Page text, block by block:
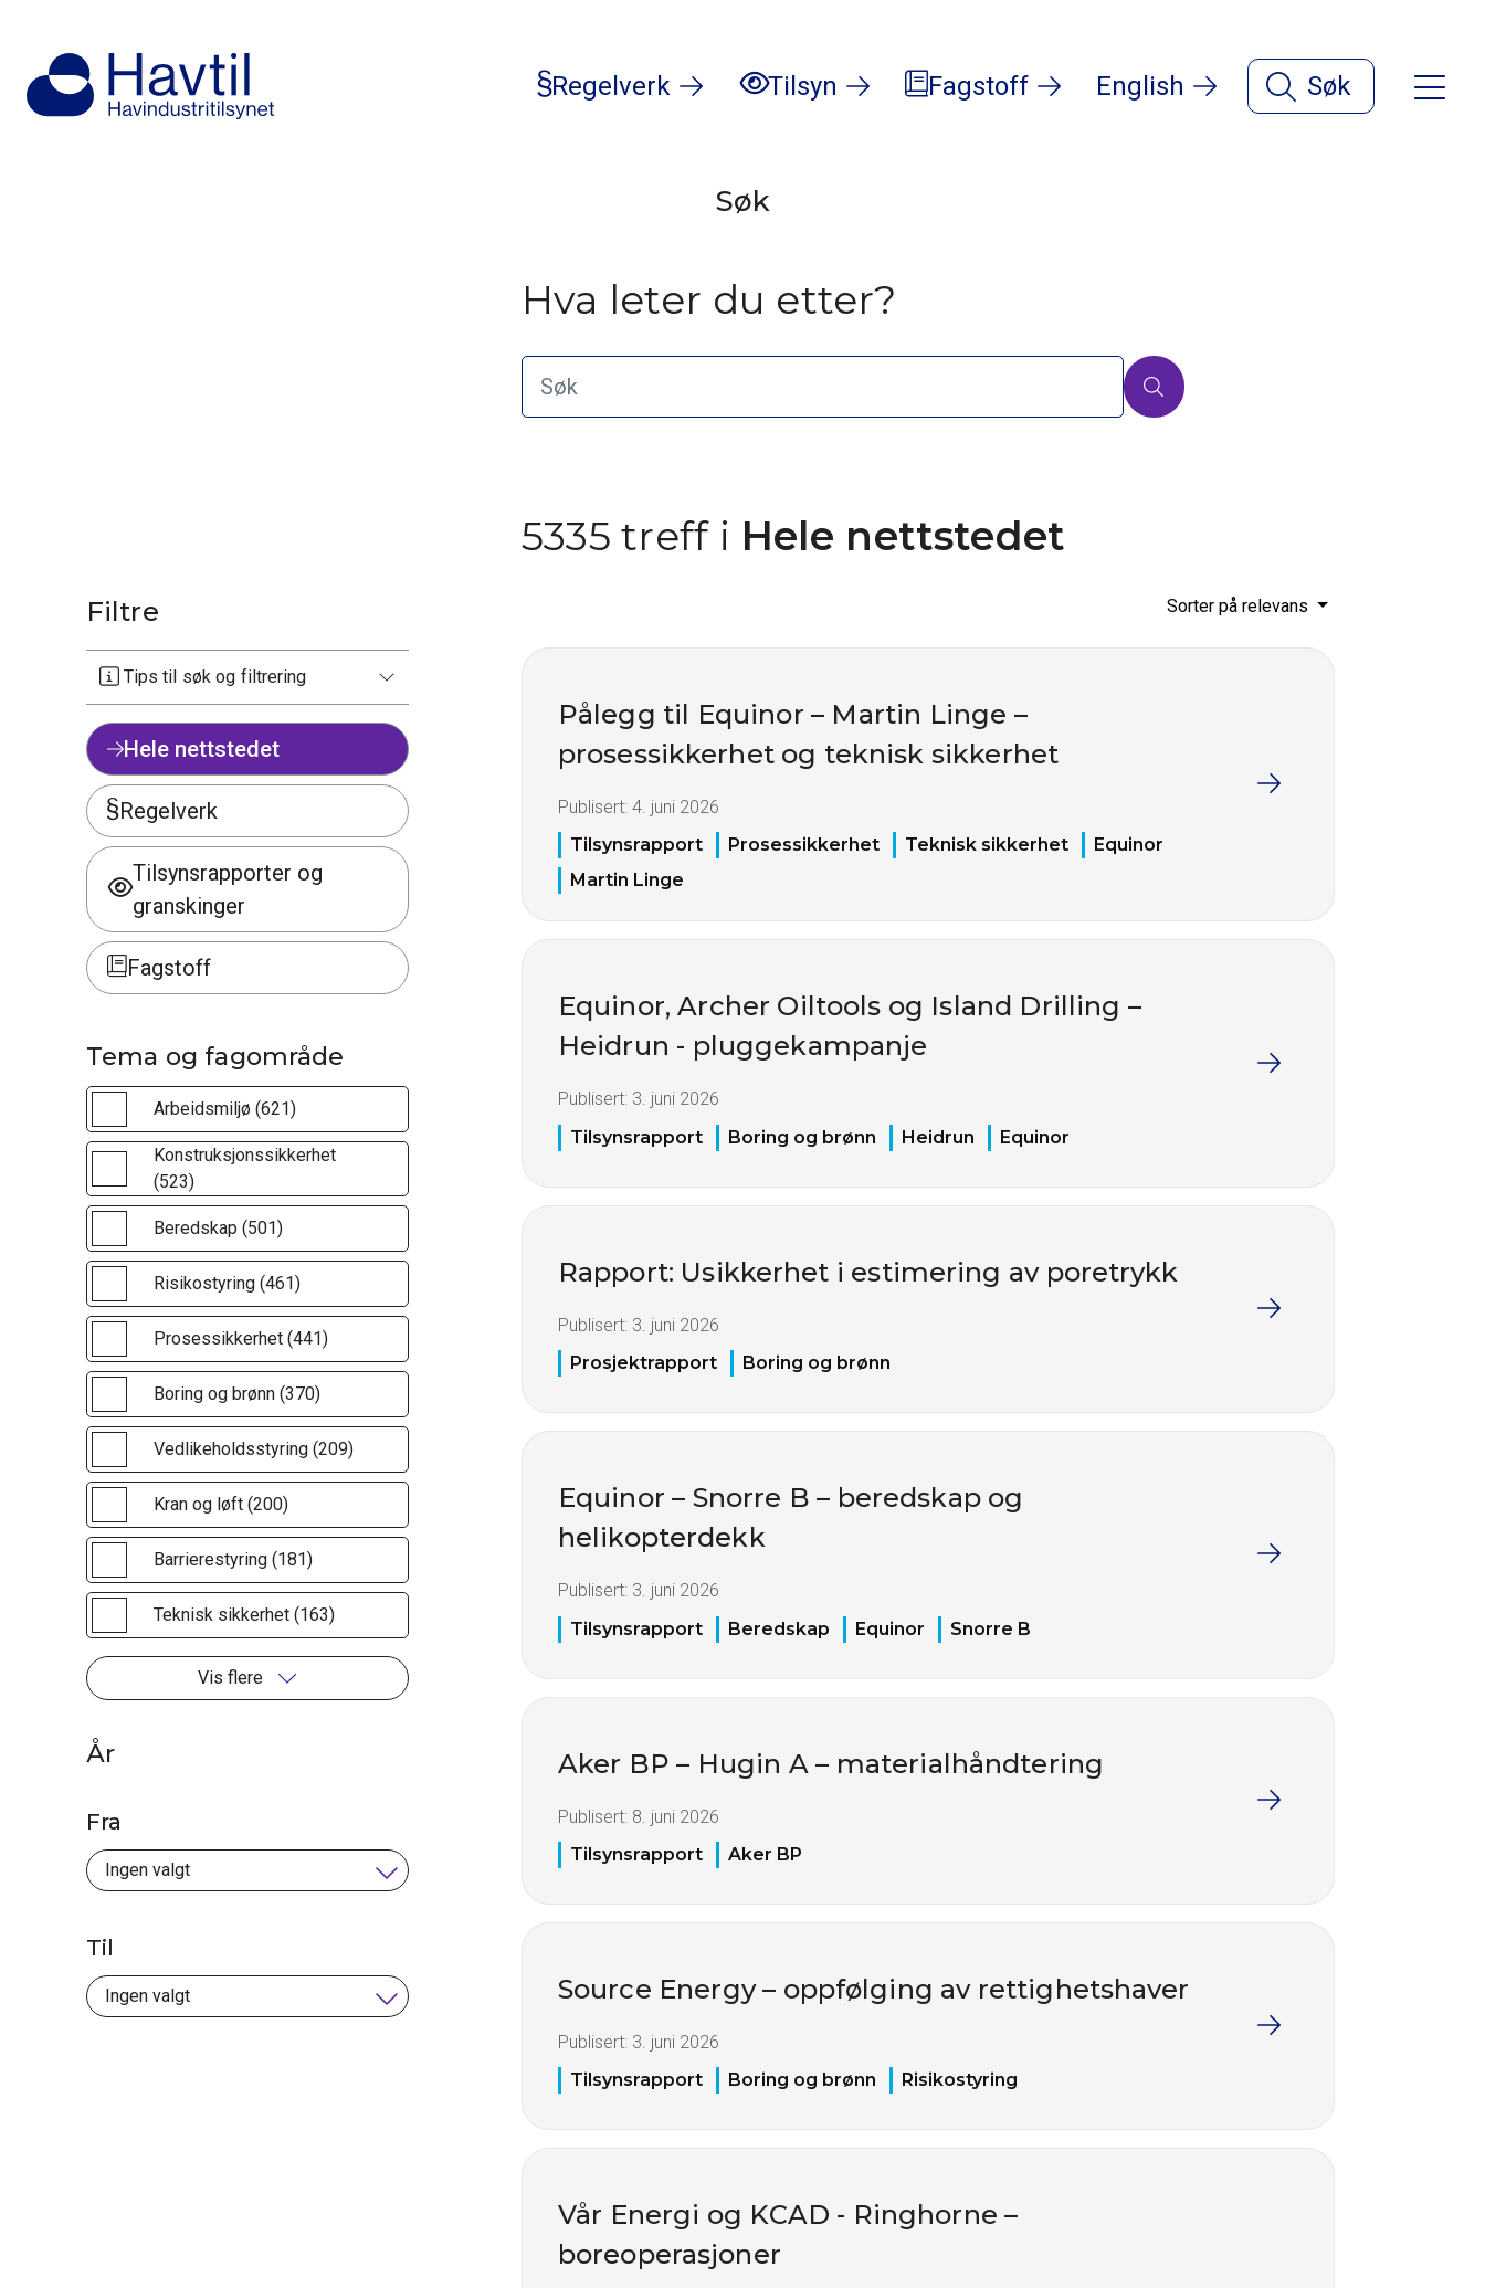
Regelverk Tilsyn Fagstoff English Søk
Søk
Hva leter du etter?
5335 treff i Hele nettstedet
Filtre
Tips til søk og filtrering
Hele nettstedet
Regelverk
Tilsynsrapporter og
granskinger
Fagstoff
Tema og fagområde
Arbeidsmiljø (621)
Konstruksjonssikkerhet
(523)
Beredskap (501)
Risikostyring (461)
Prosessikkerhet (441)
Boring og brønn (370)
Vedlikeholdsstyring (209)
Kran og løft (200)
Barrierestyring (181)
Teknisk sikkerhet (163)
Vis flere
År
Fra
Til
Sorter på relevans
Pålegg til Equinor – Martin Linge –
prosessikkerhet og teknisk sikkerhet
Publisert: 4. juni 2026
Tilsynsrapport
Prosessikkerhet Teknisk sikkerhet
Equinor
Martin Linge
Equinor, Archer Oiltools og Island Drilling –
Heidrun - pluggekampanje
Publisert: 3. juni 2026
Tilsynsrapport
Boring og brønn Heidrun Equinor
Rapport: Usikkerhet i estimering av poretrykk
Publisert: 3. juni 2026
Prosjektrapport
Boring og brønn
Equinor – Snorre B – beredskap og
helikopterdekk
Publisert: 3. juni 2026
Tilsynsrapport
Beredskap Equinor Snorre B
Aker BP – Hugin A – materialhåndtering
Publisert: 8. juni 2026
Tilsynsrapport
Aker BP
Source Energy – oppfølging av rettighetshaver
Publisert: 3. juni 2026
Tilsynsrapport
Boring og brønn Risikostyring
Vår Energi og KCAD - Ringhorne –
boreoperasjoner